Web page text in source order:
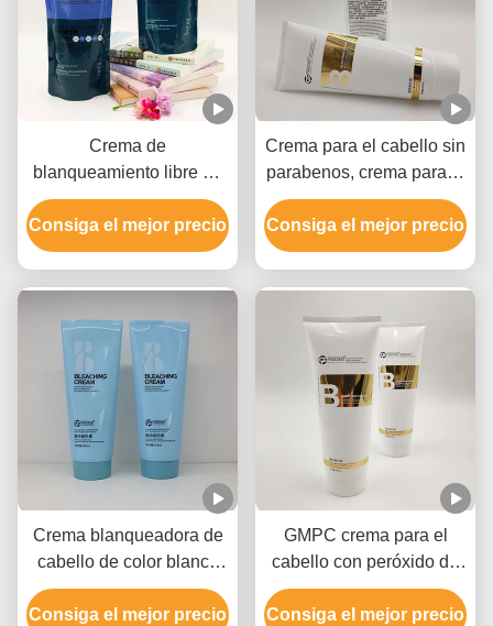
Crema de
blanqueamiento libre de
crueldad para todo tipo
de cabello
Consiga el mejor precio
Crema para el cabello sin
parabenos, crema para el
cabello no irritante.
Consiga el mejor precio
Crema blanqueadora de
cabello de color blanco
fórmula suave de
desvanecimiento rápido
Consiga el mejor precio
GMPC crema para el
cabello con peróxido de
hidrógeno, hidróxido de
amonio y aceite mineral
Consiga el mejor precio